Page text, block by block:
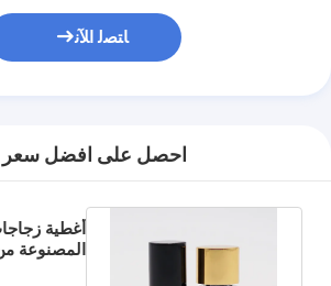
ﺎﺘﺼﻟ ﺍﻶﻧ
احصل على افضل
أغطية
المصنوعة